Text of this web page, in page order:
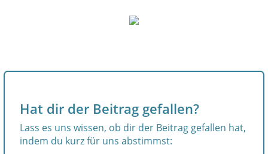
Hat dir der Beitrag gefallen?
Lass es uns wissen, ob dir der Beitrag gefallen hat,
indem du kurz für uns abstimmst: